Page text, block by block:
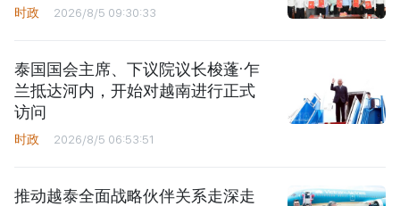
时政 2026/8/5 09:30:33
泰国国会主席、下议院议长梭蓬·乍
兰抵达河内，开始对越南进行正式
访问
时政 2026/8/5 06:53:51
推动越泰全面战略伙伴关系走深走